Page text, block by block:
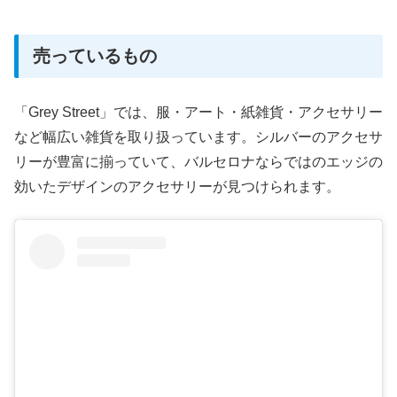
売っているもの
「Grey Street」では、服・アート・紙雑貨・アクセサリー
など幅広い雑貨を取り扱っています。シルバーのアクセサ
リーが豊富に揃っていて、バルセロナならではのエッジの
効いたデザインのアクセサリーが見つけられます。